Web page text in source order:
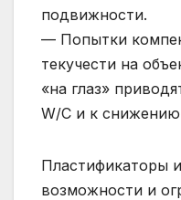
подвижности.
— Попытки
текучести на
«на глаз»
W/C и к
Пластификаторы
возможности и